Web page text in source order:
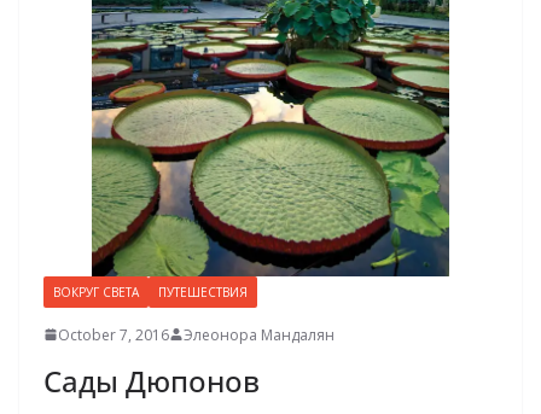
ВОКРУГ СВЕТА ПУТЕШЕСТВИЯ
October 7, 2016 Элеонора Мандалян
Сады Дюпонов